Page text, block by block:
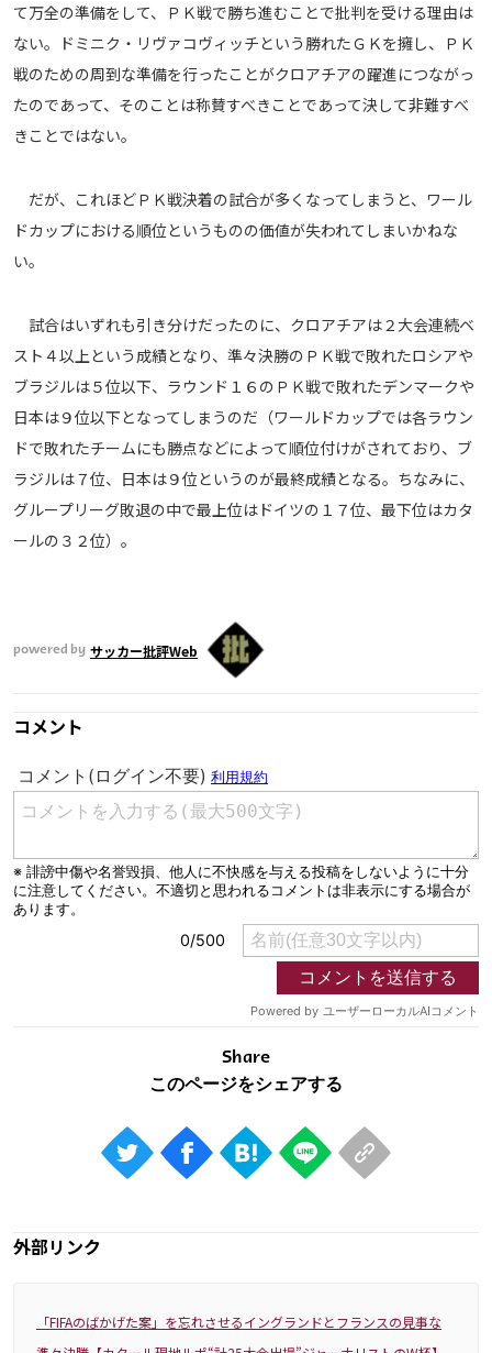
て万全の準備をして、ＰＫ戦で勝ち進むことで批判を受ける理由は
ない。ドミニク・リヴァコヴィッチという勝れたＧＫを擁し、ＰＫ
戦のための周到な準備を行ったことがクロアチアの躍進につながっ
たのであって、そのことは称賛すべきことであって決して非難すべ
きことではない。
だが、これほどＰＫ戦決着の試合が多くなってしまうと、ワール
ドカップにおける順位というものの価値が失われてしまいかねな
い。
試合はいずれも引き分けだったのに、クロアチアは２大会連続ベ
スト４以上という成績となり、準々決勝のＰＫ戦で敗れたロシアや
ブラジルは５位以下、ラウンド１６のＰＫ戦で敗れたデンマークや
日本は９位以下となってしまうのだ（ワールドカップでは各ラウン
ドで敗れたチームにも勝点などによって順位付けがされており、ブ
ラジルは７位、日本は９位というのが最終成績となる。ちなみに、
グループリーグ敗退の中で最上位はドイツの１７位、最下位はカタ
ールの３２位）。
powered by サッカー批評Web
コメント
Share
外部リンク
「FIFAのばかげた案」を忘れさせるイングランドとフランスの見事な